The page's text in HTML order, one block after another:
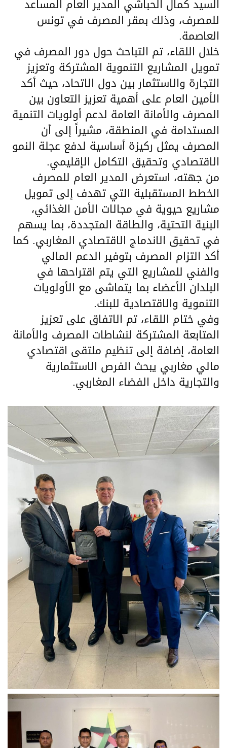
السيد كمال الحباشي المدير العام المساعد
للمصرف، وذلك بمقر المصرف في تونس
العاصمة.
خلال اللقاء، تم التباحث حول دور المصرف في
تمويل المشاريع التنموية المشتركة وتعزيز
التجارة والاستثمار بين دول الاتحاد، حيث أكد
الأمين العام على أهمية تعزيز التعاون بين
المصرف والأمانة العامة لدعم أولويات التنمية
المستدامة في المنطقة، مشيراً إلى أن
المصرف يمثل ركيزة أساسية لدفع عجلة النمو
الاقتصادي وتحقيق التكامل الإقليمي.
من جهته، استعرض المدير العام للمصرف
الخطط المستقبلية التي تهدف إلى تمويل
مشاريع حيوية في مجالات الأمن الغذائي،
البنية التحتية، والطاقة المتجددة، بما يسهم
في تحقيق الاندماج الاقتصادي المغاربي. كما
أكد التزام المصرف بتوفير الدعم المالي
والفني للمشاريع التي يتم اقتراحها في
البلدان الأعضاء بما يتماشى مع الأولويات
التنموية والاقتصادية للبنك.
وفي ختام اللقاء، تم الاتفاق على تعزيز
المتابعة المشتركة لنشاطات المصرف والأمانة
العامة، إضافة إلى تنظيم ملتقى اقتصادي
مالي مغاربي يبحث الفرص الاستثمارية
والتجارية داخل الفضاء المغاربي.